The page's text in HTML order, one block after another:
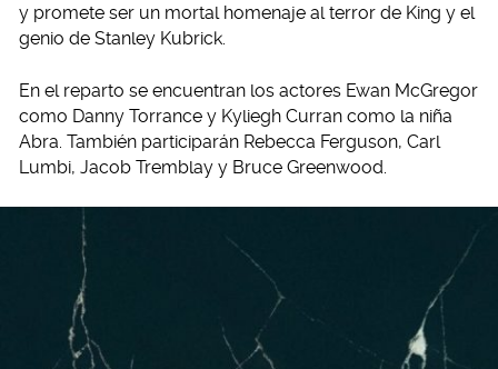
y promete ser un mortal homenaje al terror de King y el
genio de Stanley Kubrick.
En el reparto se encuentran los actores Ewan McGregor
como Danny Torrance y Kyliegh Curran como la niña
Abra. También participarán Rebecca Ferguson, Carl
Lumbi, Jacob Tremblay y Bruce Greenwood.